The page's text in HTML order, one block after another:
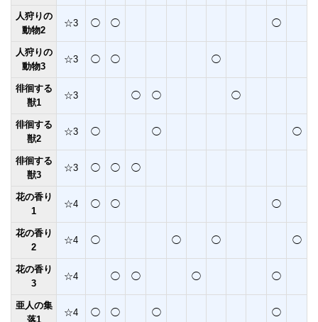
人狩りの
動物2
☆3 ◯ ◯ ◯
人狩りの
動物3
☆3 ◯ ◯ ◯
徘徊する
獣1
☆3 ◯ ◯ ◯
徘徊する
獣2
☆3 ◯ ◯ ◯
徘徊する
獣3
☆3 ◯ ◯ ◯
花の香り
1
☆4 ◯ ◯ ◯
花の香り
2
☆4 ◯ ◯ ◯ ◯
花の香り
3
☆4 ◯ ◯ ◯ ◯
亜人の集
落1
☆4 ◯ ◯ ◯ ◯